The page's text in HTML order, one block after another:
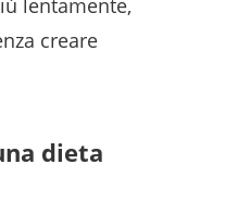
lentamente,
creare
dieta